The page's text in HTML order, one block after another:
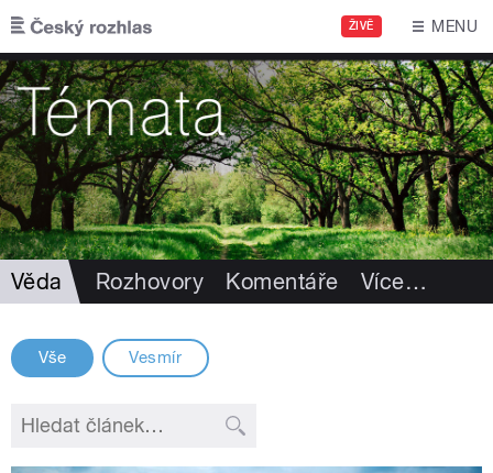
Přejít k hlavnímu obsahu
ŽIVĚ MENU
Věda Rozhovory Komentáře Více…
Vše Vesmír